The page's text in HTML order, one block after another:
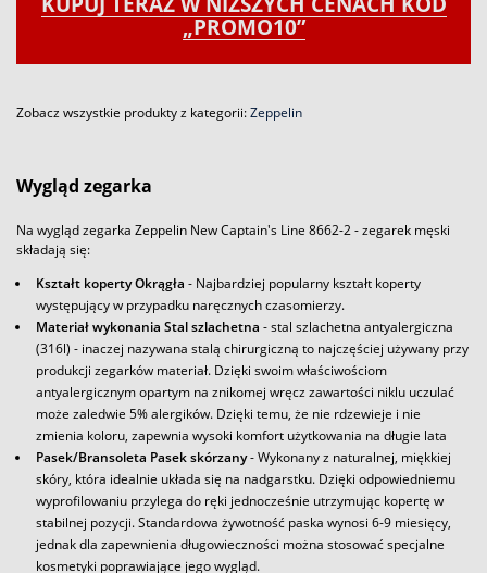
„PROMO10”
Zobacz wszystkie produkty z kategorii:Zeppelin
Wygląd zegarka
Na wygląd zegarka Zeppelin New Captain's Line 8662-2 - zegarek męski
składają się:
Kształt koperty Okrągła - Najbardziej popularny kształt koperty
występujący w przypadku naręcznych czasomierzy.
Materiał wykonania Stal szlachetna - stal szlachetna antyalergiczna
(316l) - inaczej nazywana stalą chirurgiczną to najczęściej używany przy
produkcji zegarków materiał. Dzięki swoim właściwościom
antyalergicznym opartym na znikomej wręcz zawartości niklu uczulać
może zaledwie 5% alergików. Dzięki temu, że nie rdzewieje i nie
zmienia koloru, zapewnia wysoki komfort użytkowania na długie lata
Pasek/Bransoleta Pasek skórzany- Wykonany z naturalnej, miękkiej
skóry, która idealnie układa się na nadgarstku. Dzięki odpowiedniemu
wyprofilowaniu przylega do ręki jednocześnie utrzymując kopertę w
stabilnej pozycji. Standardowa żywotność paska wynosi 6-9 miesięcy,
jednak dla zapewnienia długowieczności można stosować specjalne
kosmetyki poprawiające jego wygląd.